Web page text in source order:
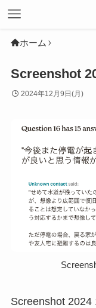
ホーム
Screenshot
2024年12月9日(月)
Screenshot 2024